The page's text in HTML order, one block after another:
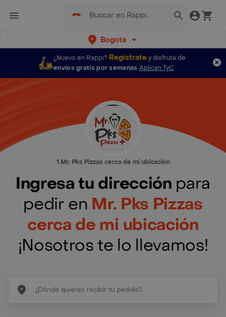
Bogotá
¿Nuevo en Rappi? Regístratey disfruta de
envíos gratis por semanas Aplican TyC
1 Mr. Pks Pizzas cerca de mi ubicación
Ingresa tu dirección para
pedir en Mr. Pks Pizzas
cerca de mi ubicación
¡Nosotros te lo llevamos!